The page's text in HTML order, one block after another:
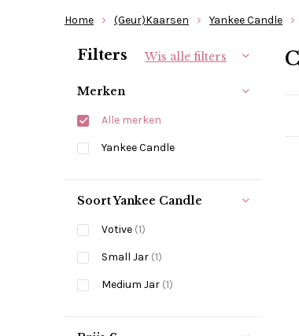
Home (Geur)Kaarsen Yankee Candle
Sorteren op:
Filters Wis alle filters
Merken
Alle merken
Yankee Candle
Soort Yankee Candle
Votive (1)
Small Jar (1)
Medium Jar (1)